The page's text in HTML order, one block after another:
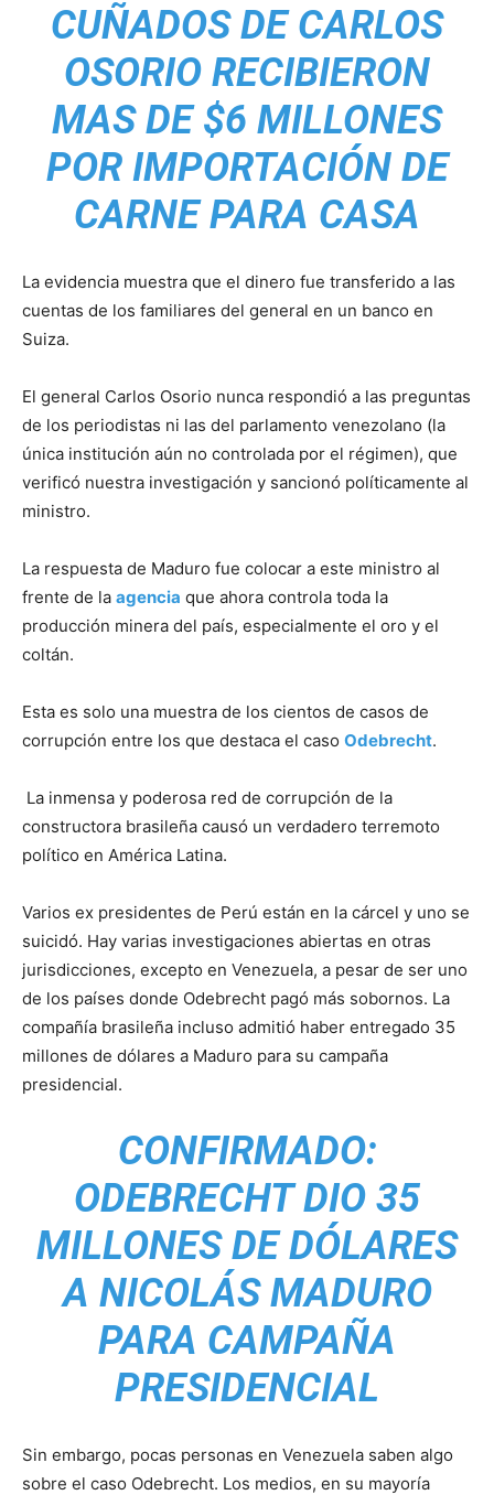
CUÑADOS DE CARLOS
OSORIO RECIBIERON
MAS DE $6 MILLONES
POR IMPORTACIÓN DE
CARNE PARA CASA
La evidencia muestra que el dinero fue transferido a las
cuentas de los familiares del general en un banco en
Suiza.
El general Carlos Osorio nunca respondió a las preguntas
de los periodistas ni las del parlamento venezolano (la
única institución aún no controlada por el régimen), que
verificó nuestra investigación y sancionó políticamente al
ministro.
La respuesta de Maduro fue colocar a este ministro al
frente de la agencia que ahora controla toda la
producción minera del país, especialmente el oro y el
coltán.
Esta es solo una muestra de los cientos de casos de
corrupción entre los que destaca el caso Odebrecht.
La inmensa y poderosa red de corrupción de la
constructora brasileña causó un verdadero terremoto
político en América Latina.
Varios ex presidentes de Perú están en la cárcel y uno se
suicidó. Hay varias investigaciones abiertas en otras
jurisdicciones, excepto en Venezuela, a pesar de ser uno
de los países donde Odebrecht pagó más sobornos. La
compañía brasileña incluso admitió haber entregado 35
millones de dólares a Maduro para su campaña
presidencial.
CONFIRMADO:
ODEBRECHT DIO 35
MILLONES DE DÓLARES
A NICOLÁS MADURO
PARA CAMPAÑA
PRESIDENCIAL
Sin embargo, pocas personas en Venezuela saben algo
sobre el caso Odebrecht. Los medios, en su mayoría